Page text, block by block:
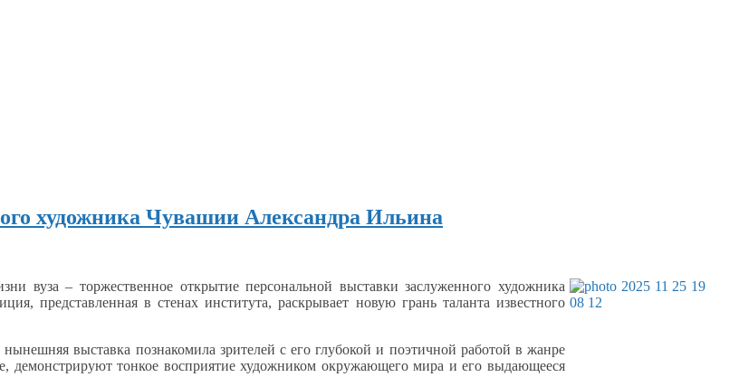
художника Чувашии Александра Ильина
вуза – торжественное открытие персональной выставки заслуженного художника
представленная в стенах института, раскрывает новую грань таланта известного
выставка познакомила зрителей с его глубокойи поэтичной работой в жанре
демонстрируют тонкое восприятие художником окружающего мира и его выдающееся